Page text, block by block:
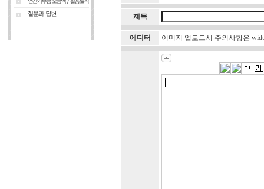
제목
에디터 이미지 업로드시 주의사항은